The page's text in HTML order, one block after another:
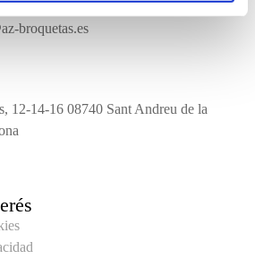
broquetas.es
12-14-16 08740 Sant Andreu de la